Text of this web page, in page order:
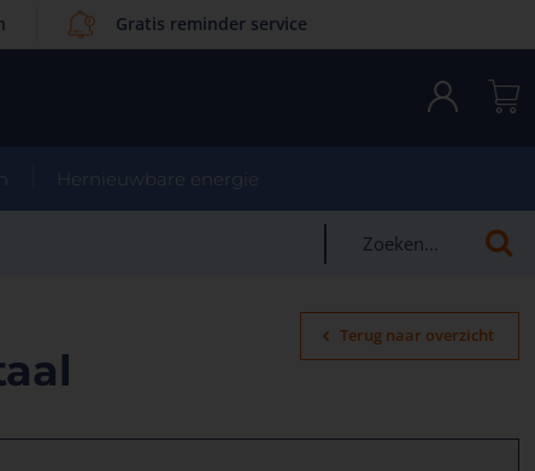
Gratis reminder service
Hernieuwbare energie
Terug naar overzicht